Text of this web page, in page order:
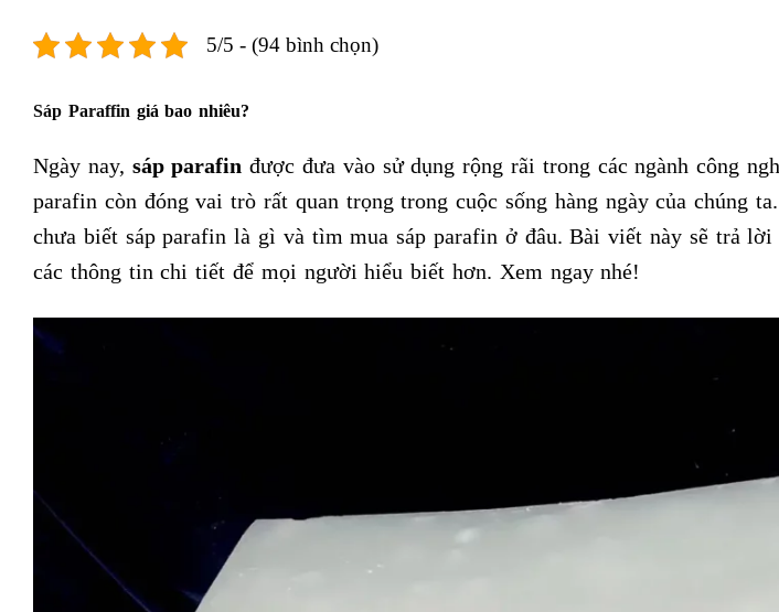
5/5 - (94 bình chọn)
Sáp Paraffin giá bao nhiêu?
Ngày nay, sáp parafin được đưa vào sử dụng rộng rãi trong các ngành công
parafin còn đóng vai trò rất quan trọng trong cuộc sống hàng ngày của chúng
chưa biết sáp parafin là gì và tìm mua sáp parafin ở đâu. Bài viết này sẽ trả lời
các thông tin chi tiết để mọi người hiểu biết hơn. Xem ngay nhé!